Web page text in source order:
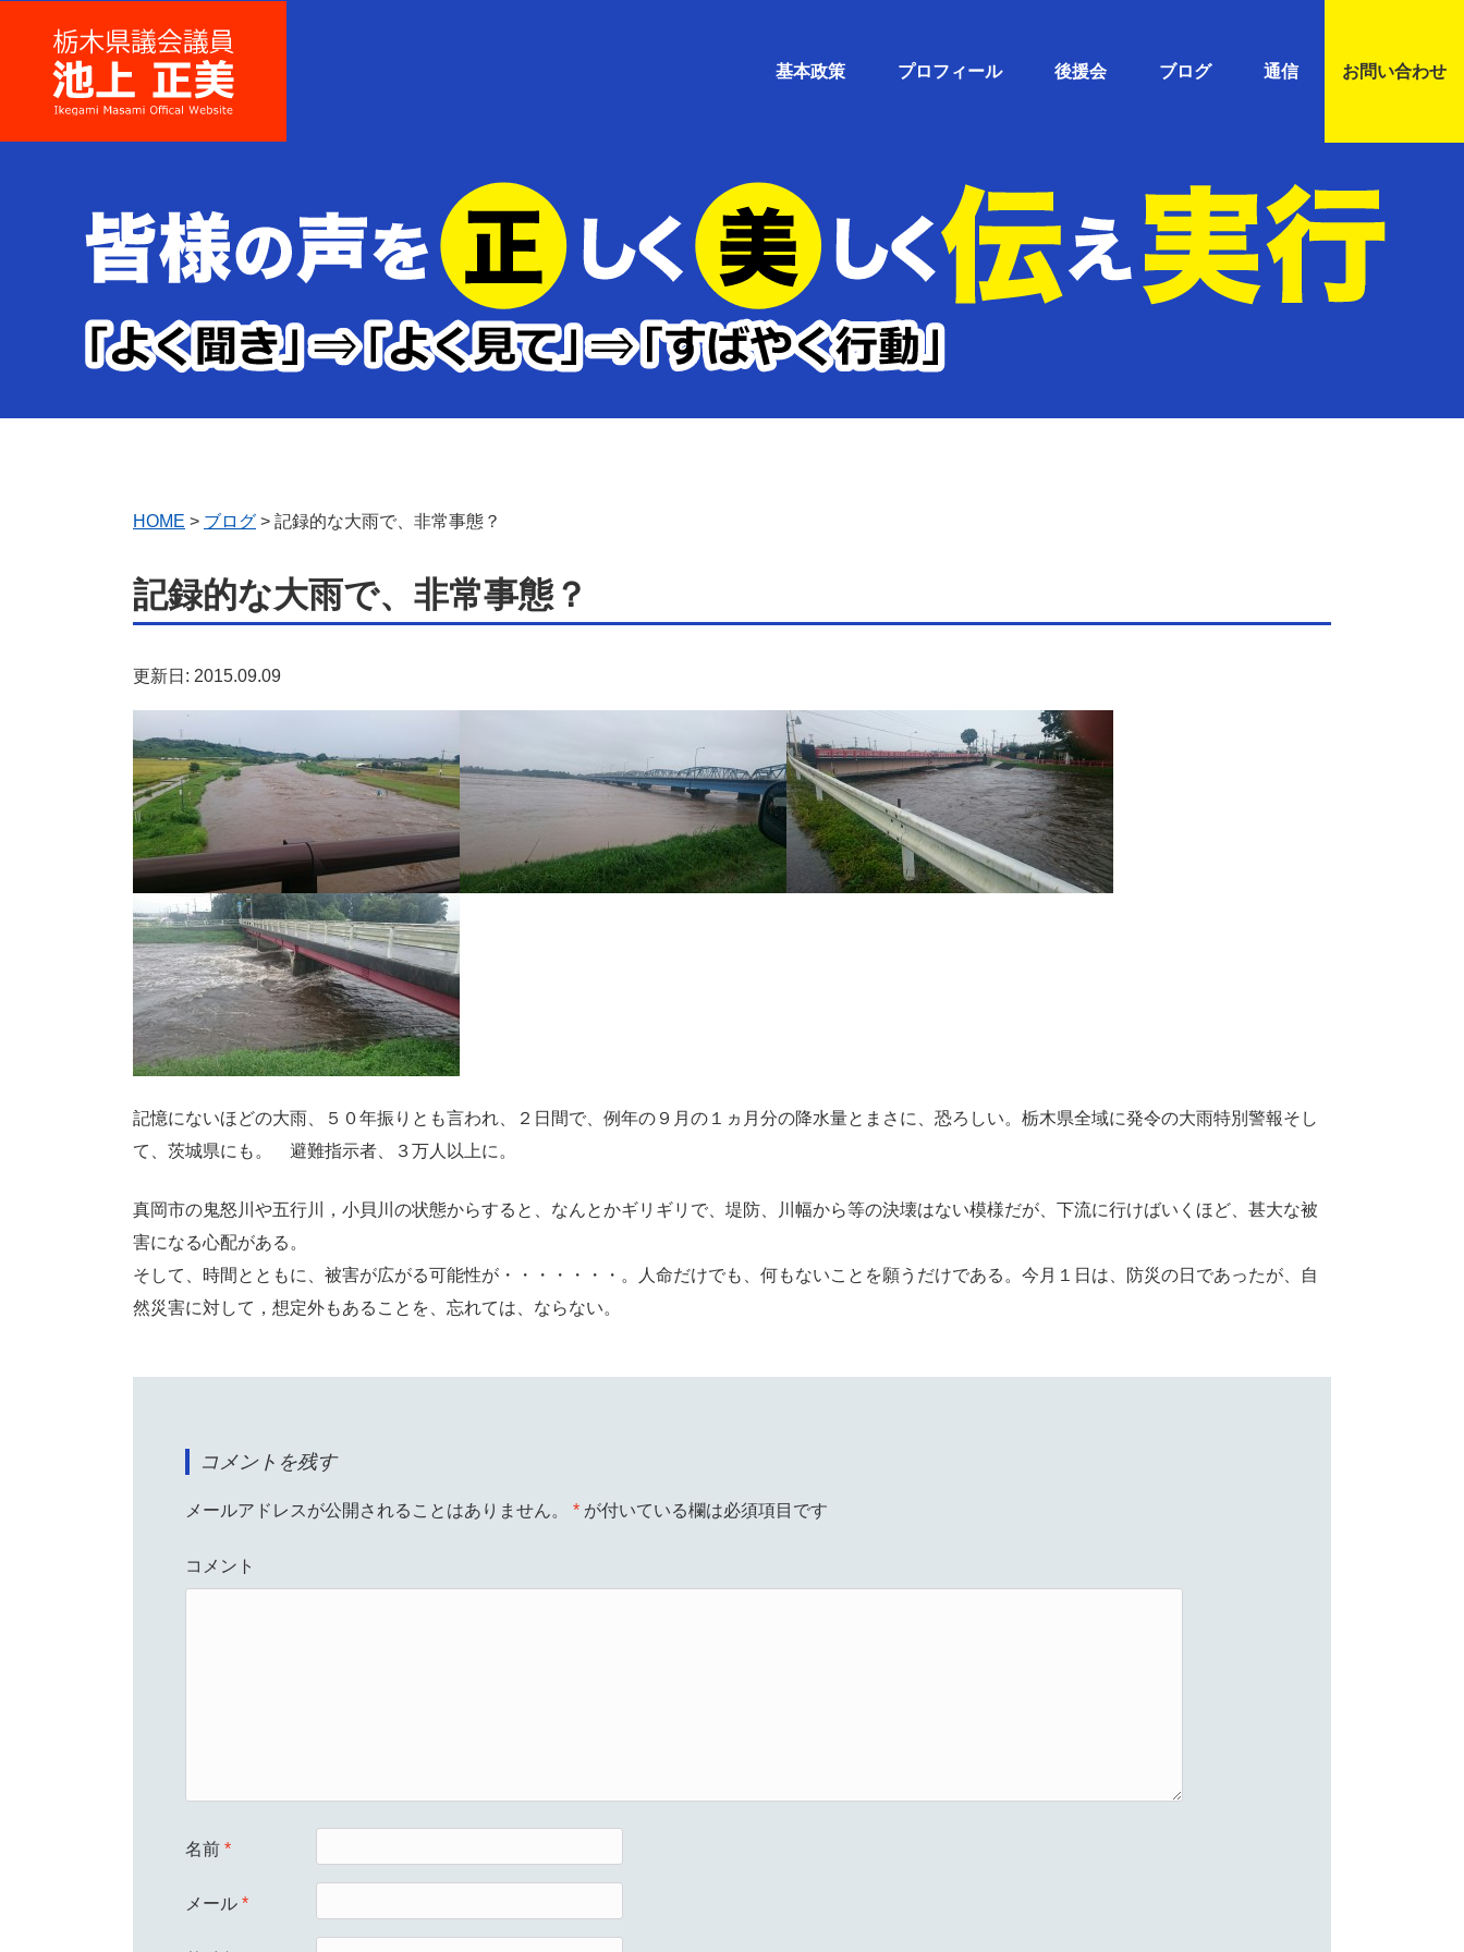
基本政策 プロフィール 後援会 ブログ 通信 お問い合わせ
HOME > ブログ > 記録的な大雨で、非常事態？
記録的な大雨で、非常事態？
更新日: 2015.09.09
記憶にないほどの大雨、５０年振りとも言われ、２日間で、例年の９月の１ヵ月分の降水量とまさに、恐ろしい。栃木県全域に発令の大雨特別警報そし
て、茨城県にも。 避難指示者、３万人以上に。
真岡市の鬼怒川や五行川，小貝川の状態からすると、なんとかギリギリで、堤防、川幅から等の決壊はない模様だが、下流に行けばいくほど、甚大な被
害になる心配がある。
そして、時間とともに、被害が広がる可能性が・・・・・・・。人命だけでも、何もないことを願うだけである。今月１日は、防災の日であったが、自
然災害に対して，想定外もあることを、忘れては、ならない。
コメントを残す
メールアドレスが公開されることはありません。 * が付いている欄は必須項目です
コメント
名前 *
メール *